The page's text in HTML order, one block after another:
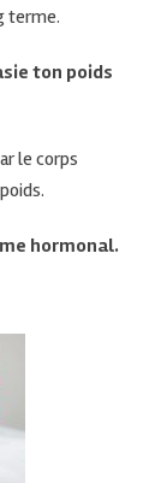
terme.
ton poids
le corps
hormonal.